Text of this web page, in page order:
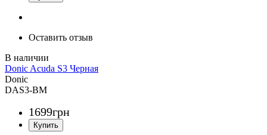
Оставить отзыв
Donic Acuda S3 Черная
Donic
DAS3-BM
1699грн